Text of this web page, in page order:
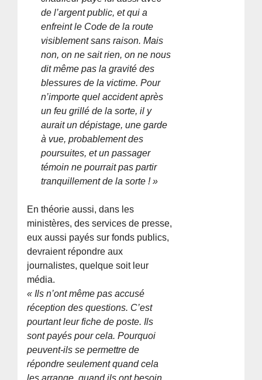
de l’argent public, et qui a
enfreint le Code de la route
visiblement sans raison. Mais
non, on ne sait rien, on ne nous
dit même pas la gravité des
blessures de la victime. Pour
n’importe quel accident après
un feu grillé de la sorte, il y
aurait un dépistage, une garde
à vue, probablement des
poursuites, et un passager
témoin ne pourrait pas partir
tranquillement de la sorte ! »
En théorie aussi, dans les
ministères, des services de presse,
eux aussi payés sur fonds publics,
devraient répondre aux
journalistes, quelque soit leur
média.
« Ils n’ont même pas accusé
réception des questions. C’est
pourtant leur fiche de poste. Ils
sont payés pour cela. Pourquoi
peuvent-ils se permettre de
répondre seulement quand cela